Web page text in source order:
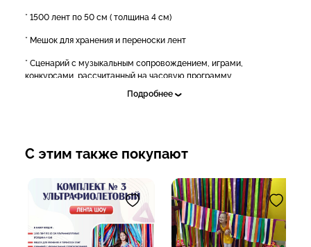
* 1500 лент по 50 см ( толщина 4 см)
* Мешок для хранения и переноски лент
* Сценарий с музыкальным сопровождением, играми,
конкурсами, рассчитанный на часовую программу
Данный комплект рассчитан на 4-7 детишек .
-Ленты можно стирать
✅Подробнее и для заказа:
- Звоните: 8(995) 123-38-38 с 9.00 до 21.00
Подробнее
С этим также покупают